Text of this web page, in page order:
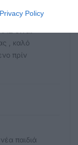
Privacy Policy
η
, καλό
πρίν
παιδιά